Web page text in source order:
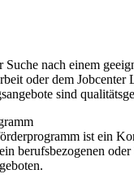
nach einem
oder dem
sind
ist ein
berufsbezogenen